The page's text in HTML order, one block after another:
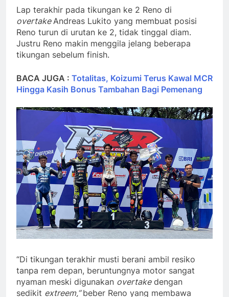
Lap terakhir pada tikungan ke 2 Reno di
overtakeAndreas Lukito yang membuat posisi
Reno turun di urutan ke 2, tidak tinggal diam.
Justru Reno makin menggila jelang beberapa
tikungan sebelum finish.
BACA JUGA : Totalitas, Koizumi Terus Kawal MCR
Hingga Kasih Bonus Tambahan Bagi Pemenang
“Di tikungan terakhir musti berani ambil resiko
tanpa rem depan, beruntungnya motor sangat
nyaman meski digunakan overtakedengan
sedikit extreem,”beber Reno yang membawa